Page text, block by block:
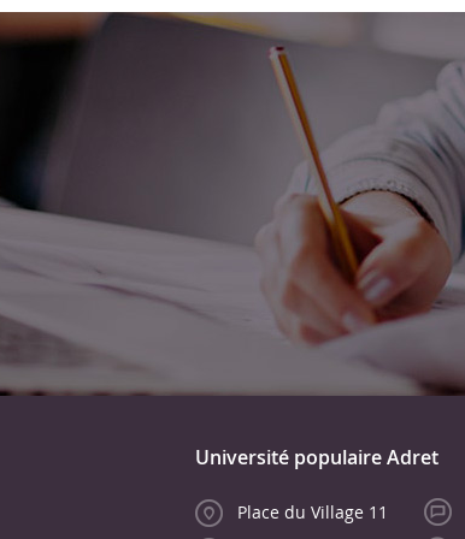
Université populaire Adret
Place du Village 11